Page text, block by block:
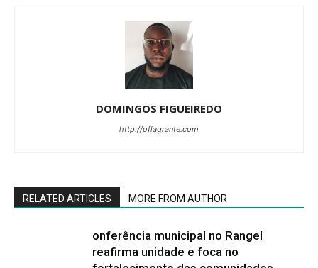
DOMINGOS FIGUEIREDO
http://oflagrante.com
RELATED ARTICLES MORE FROM AUTHOR
onferência municipal no Rangel
reafirma unidade e foca no